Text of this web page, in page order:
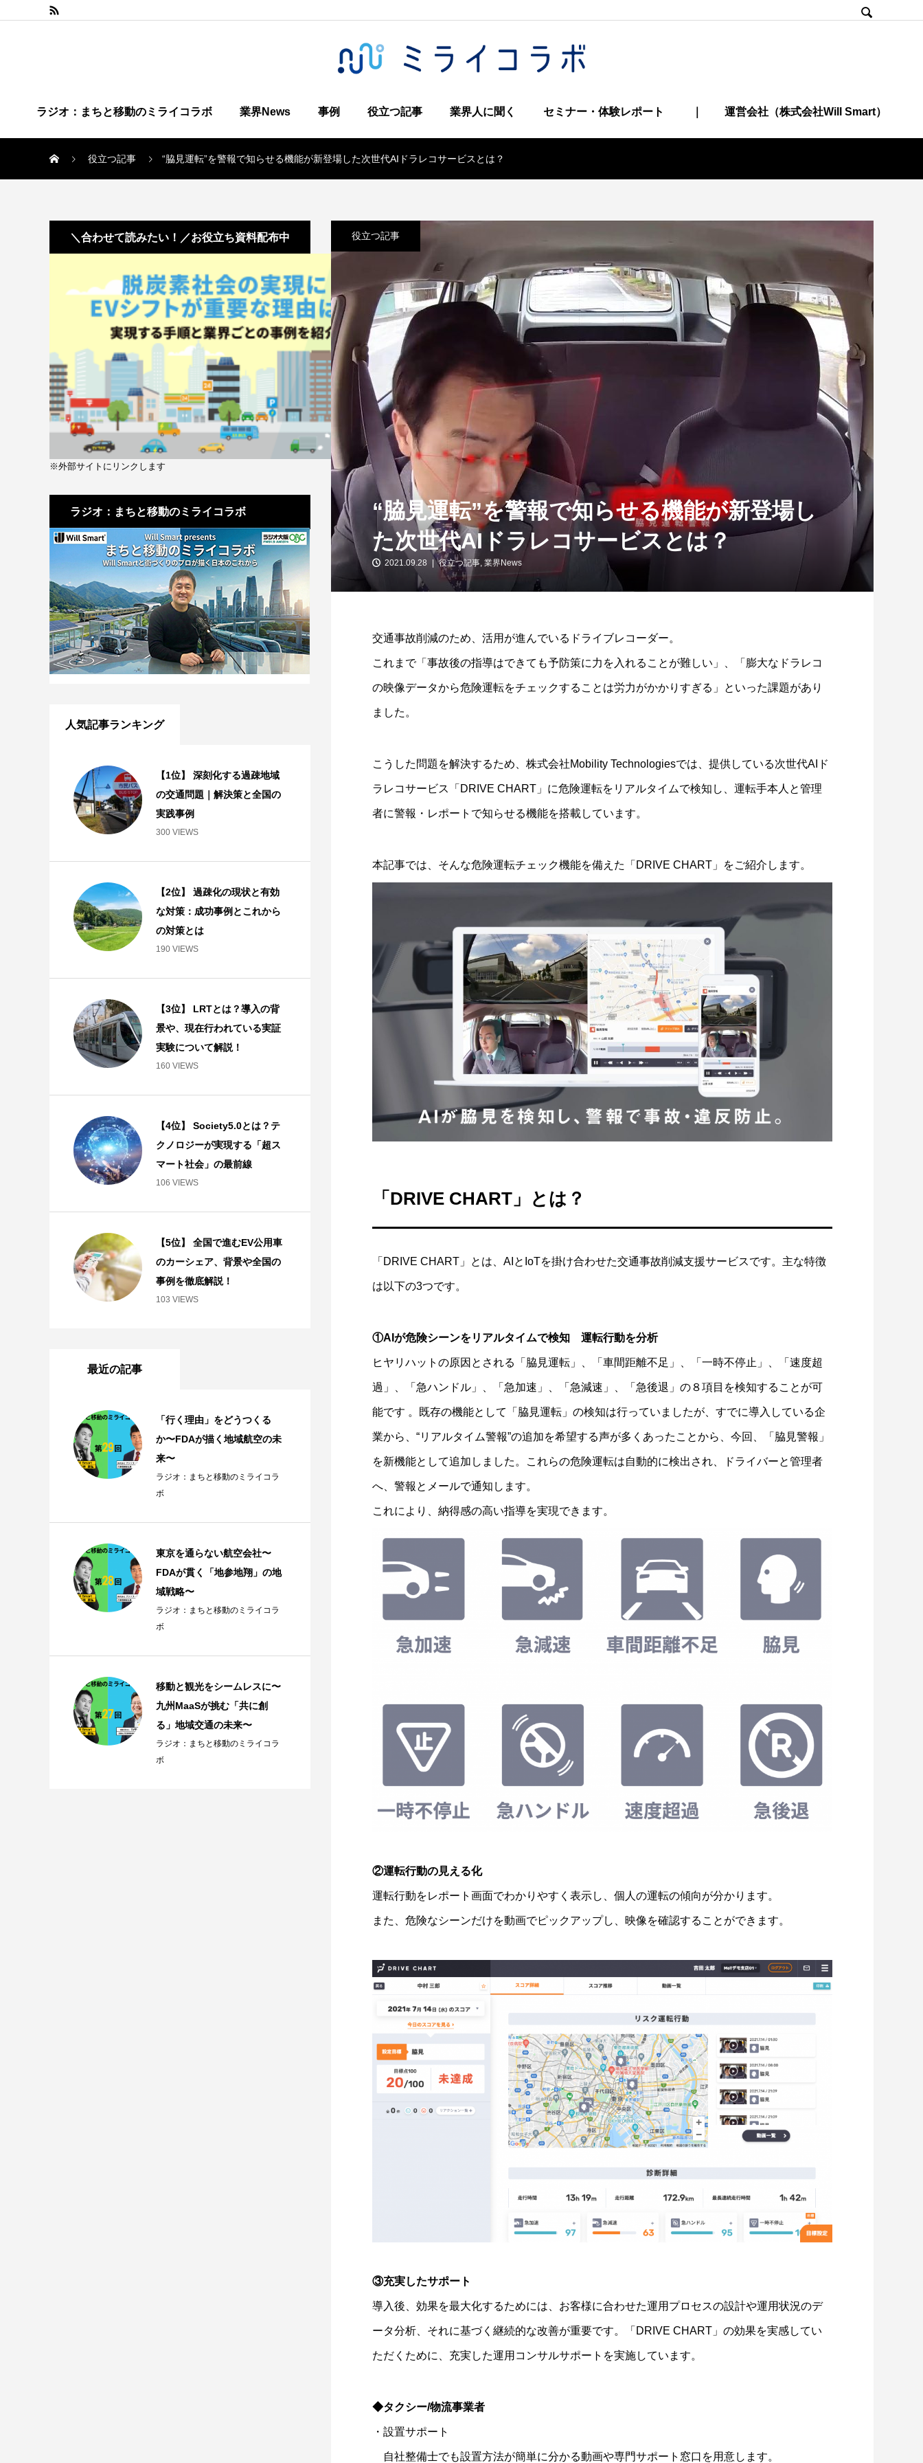

ラジオ：まちと移動のミライコラボ 業界News 事例 役立つ記事 業界人に聞く セミナー・体験レポート ｜ 運営会社（株式会社Will Smart）
役立つ記事 “脇見運転”を警報で知らせる機能が新登場した次世代AIドラレコサービスとは？
役立つ記事
“脇見運転”を警報で知らせる機能が新登場し
た次世代AIドラレコサービスとは？
2021.09.28 役立つ記事 ,業界News
交通事故削減のため、活用が進んでいるドライブレコーダー。
これまで「事故後の指導はできても予防策に力を入れることが難しい」、「膨大なドラレコ
の映像データから危険運転をチェックすることは労力がかかりすぎる」といった課題があり
ました。
こうした問題を解決するため、株式会社Mobility Technologiesでは、提供している次世代AIド
ラレコサービス「DRIVE CHART」に危険運転をリアルタイムで検知し、運転手本人と管理
者に警報・レポートで知らせる機能を搭載しています。
本記事では、そんな危険運転チェック機能を備えた「DRIVE CHART」をご紹介します。
「DRIVE CHART」とは？
「DRIVE CHART」とは、AIとIoTを掛け合わせた交通事故削減支援サービスです。主な特徴
は以下の3つです。
①AIが危険シーンをリアルタイムで検知 運転行動を分析
ヒヤリハットの原因とされる「脇見運転」、「車間距離不足」、「一時不停止」、「速度超
過」、「急ハンドル」、「急加速」、「急減速」、「急後退」の８項目を検知することが可
能です 。既存の機能として「脇見運転」の検知は行っていましたが、すでに導入している企
業から、“リアルタイム警報”の追加を希望する声が多くあったことから、今回、「脇見警報」
を新機能として追加しました。これらの危険運転は自動的に検出され、ドライバーと管理者
へ、警報とメールで通知します。
これにより、納得感の高い指導を実現できます。
②運転行動の見える化
運転行動をレポート画面でわかりやすく表示し、個人の運転の傾向が分かります。
また、危険なシーンだけを動画でピックアップし、映像を確認することができます。
③充実したサポート
導入後、効果を最大化するためには、お客様に合わせた運用プロセスの設計や運用状況のデ
ータ分析、それに基づく継続的な改善が重要です。「DRIVE CHART」の効果を実感してい
ただくために、充実した運用コンサルサポートを実施しています。
◆タクシー/物流事業者
・設置サポート
自社整備士でも設置方法が簡単に分かる動画や専門サポート窓口を用意します。
＼合わせて読みたい！／お役立ち資料配布中
※外部サイトにリンクします
ラジオ：まちと移動のミライコラボ
人気記事ランキング
【1位】 深刻化する過疎地域
の交通問題｜解決策と全国の
実践事例
300 VIEWS
【2位】 過疎化の現状と有効
な対策：成功事例とこれから
の対策とは
190 VIEWS
【3位】 LRTとは？導入の背
景や、現在行われている実証
実験について解説！
160 VIEWS
【4位】 Society5.0とは？テ
クノロジーが実現する「超ス
マート社会」の最前線
106 VIEWS
【5位】 全国で進むEV公用車
のカーシェア、背景や全国の
事例を徹底解説！
103 VIEWS
最近の記事
「行く理由」をどうつくる
か〜FDAが描く地域航空の未
来〜
ラジオ：まちと移動のミライコラ
ボ
東京を通らない航空会社〜
FDAが貫く「地参地翔」の地
域戦略〜
ラジオ：まちと移動のミライコラ
ボ
移動と観光をシームレスに〜
九州MaaSが挑む「共に創
る」地域交通の未来〜
ラジオ：まちと移動のミライコラ
ボ